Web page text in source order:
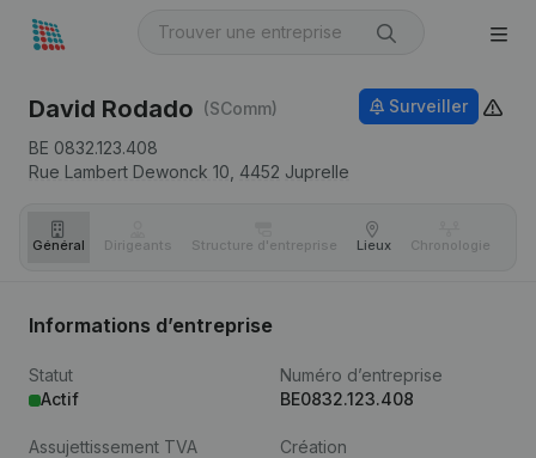
David Rodado (SComm)
BE 0832.123.408
Rue Lambert Dewonck 10, 4452 Juprelle
Surveiller
Général Dirigeants Structure d'entreprise Lieux Chronologie
Informations d’entreprise
Statut
Actif
Numéro d’entreprise
BE0832.123.408
Assujettissement TVA
Création